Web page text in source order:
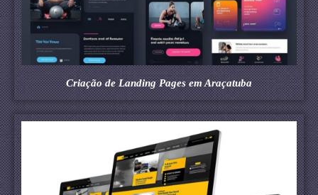
Criação de Landing Pages em Araçatuba